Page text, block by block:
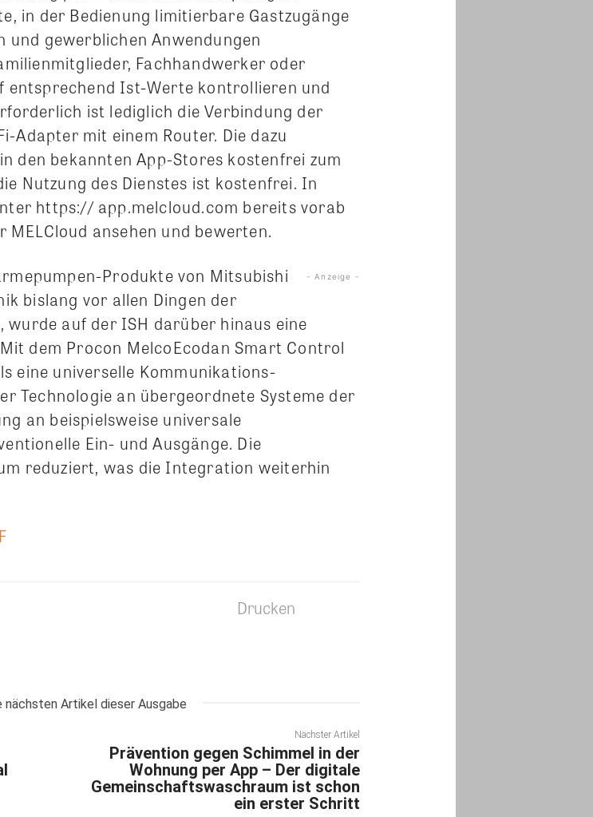
in der Bedienung limitierbare Gastzugänge
gewerblichen Anwendungen
Fachhandwerker oder
Ist-Werte kontrollieren und
ist lediglich die Verbindung der
Adapter mit einem Router. Die dazu
den bekannten App-Stores kostenfrei zum
Nutzung des Dienstes ist kostenfrei. In
https:// app.melcloud.com bereits vorab
ansehen und bewerten.
- Anzeige -
Produkte von Mitsubishi
bislang vor allen Dingen der
auf der ISH darüber hinaus eine
dem Procon MelcoEcodan Smart Control
eine universelle Kommunikations-
Technologie an übergeordnete Systeme der
an beispielsweise universale
Ein- und Ausgänge. Die
reduziert, was die Integration weiterhin
Drucken
nächsten Artikel dieser Ausgabe
Nächster Artikel
Prävention gegen Schimmel in der
Wohnung per App – Der digitale
Gemeinschaftswaschraum ist schon
ein erster Schritt